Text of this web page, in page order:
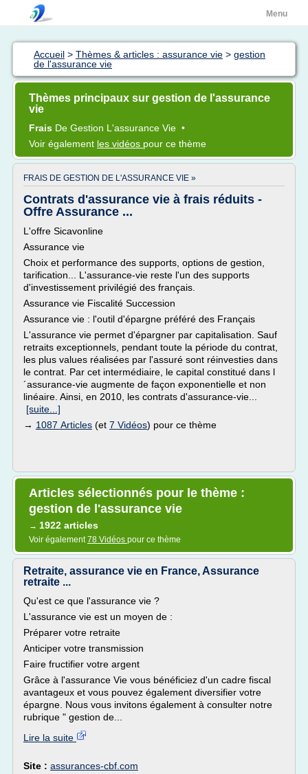
Menu
Accueil > Thèmes & articles : assurance vie > gestion
de l'assurance vie
Thèmes principaux sur gestion de l'assurance
vie
Frais De Gestion L'assurance Vie •
Voir également les vidéos pour ce thème
FRAIS DE GESTION DE L'ASSURANCE VIE »
Contrats d'assurance vie à frais réduits -
Offre Assurance ...
L'offre Sicavonline
Assurance vie
Choix et performance des supports, options de gestion,
tarification... L'assurance-vie reste l'un des supports
d'investissement privilégié des français.
Assurance vie Fiscalité Succession
Assurance vie : l'outil d'épargne préféré des Français
L'assurance vie permet d'épargner par capitalisation. Sauf
retraits exceptionnels, pendant toute la période du contrat,
les plus values réalisées par l'assuré sont réinvesties dans
le contrat. Par cet intermédiaire, le capital constitué dans l
´assurance-vie augmente de façon exponentielle et non
linéaire. Ainsi, en 2010, les contrats d'assurance-vie...
[suite...]
→ 1087 Articles (et 7 Vidéos) pour ce thème
Articles sélectionnés pour le thème :
gestion de l'assurance vie
→ 1922 articles
Voir également78 Vidéos pour ce thème
Retraite, assurance vie en France, Assurance
retraite ...
Qu'est ce que l'assurance vie ?
L'assurance vie est un moyen de :
Préparer votre retraite
Anticiper votre transmission
Faire fructifier votre argent
Grâce à l'assurance Vie vous bénéficiez d'un cadre fiscal
avantageux et vous pouvez également diversifier votre
épargne. Nous vous invitons également à consulter notre
rubrique " gestion de...
Lire la suite
Site : assurances-cbf.com